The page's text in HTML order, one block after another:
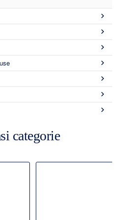
categorie